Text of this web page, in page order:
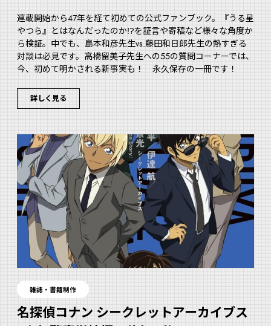
連載開始から47年を経て初めての公式ファンブック。『うる星
やつら』とはなんだったのか!?を証言や寄稿など様々な角度か
ら検証。中でも、島本和彦先生vs.藤田和日郎先生の熱すぎる
対談は必見です。高橋留美子先生への55の質問コーナーでは、
今、初めて明かされる新事実も！ 永久保存の一冊です！
詳しく見る
雑誌・書籍制作
名探偵コナン シークレットアーカイブス